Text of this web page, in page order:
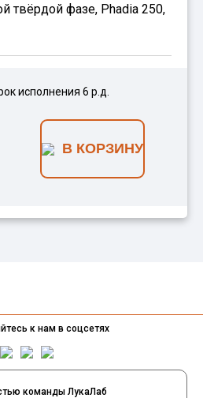
твёрдой фазе, Phadia 250,
исполнения 6 р.д.
В КОРЗИНУ
к нам в соцсетях
команды ЛукаЛаб